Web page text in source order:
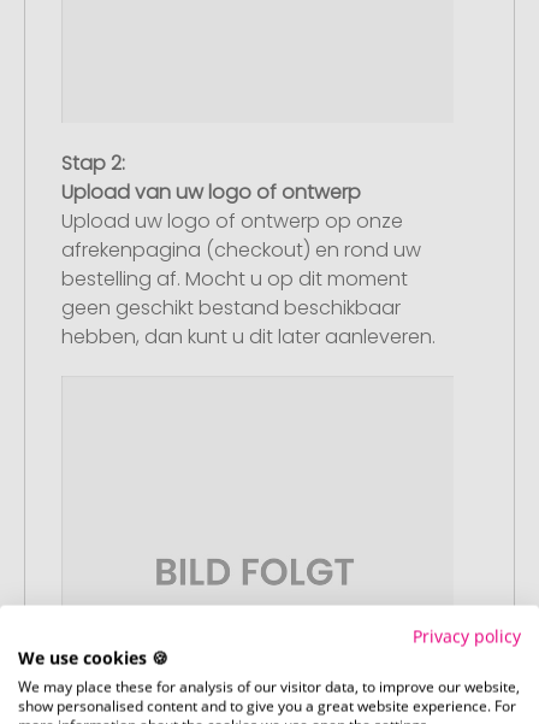
Stap 2:
Upload van uw logo of ontwerp
Upload uw logo of ontwerp op onze
afrekenpagina (checkout) en rond uw
bestelling af. Mocht u op dit moment
geen geschikt bestand beschikbaar
hebben, dan kunt u dit later aanleveren.
Privacy policy
We use cookies 🍪
We may place these for analysis of our visitor data, to improve our website,
show personalised content and to give you a great website experience. For